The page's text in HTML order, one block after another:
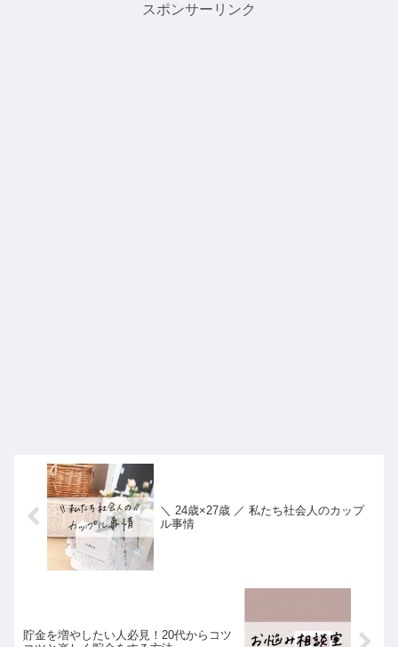
スポンサーリンク
＼ 24歳×27歳 ／ 私たち社会人のカップ
ル事情
貯金を増やしたい人必見！20代からコツ